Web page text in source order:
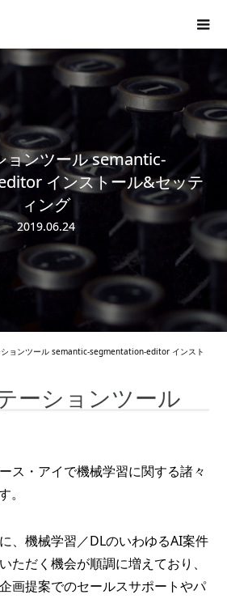
ョンツール semantic-
インストール&セッテ
ィング
2019.06.24
ションツール semantic-segmentation-editor インスト
ーションツール
ス・アイで機械学習に関する諸々
。
、機械学習／DLのいわゆるAI案件
ただく機会が順調に増えており、
画提案でのセールスサポートやパ